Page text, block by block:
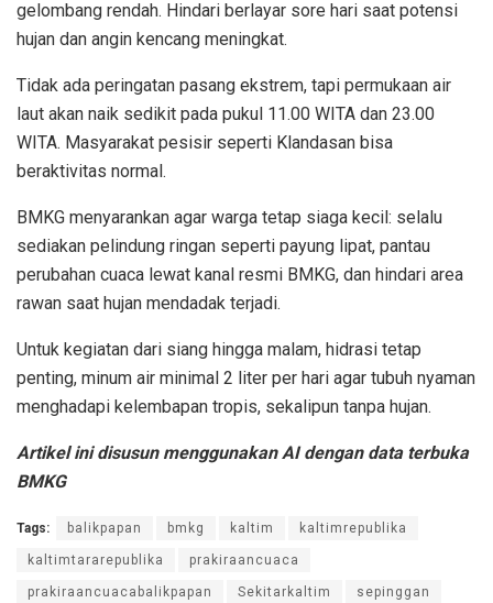
gelombang rendah. Hindari berlayar sore hari saat potensi
hujan dan angin kencang meningkat.
Tidak ada peringatan pasang ekstrem, tapi permukaan air
laut akan naik sedikit pada pukul 11.00 WITA dan 23.00
WITA. Masyarakat pesisir seperti Klandasan bisa
beraktivitas normal.
BMKG menyarankan agar warga tetap siaga kecil: selalu
sediakan pelindung ringan seperti payung lipat, pantau
perubahan cuaca lewat kanal resmi BMKG, dan hindari area
rawan saat hujan mendadak terjadi.
Untuk kegiatan dari siang hingga malam, hidrasi tetap
penting, minum air minimal 2 liter per hari agar tubuh nyaman
menghadapi kelembapan tropis, sekalipun tanpa hujan.
Artikel ini disusun menggunakan AI dengan data terbuka
BMKG
Tags: balikpapan bmkg kaltim kaltimrepublika
kaltimtararepublika prakiraancuaca
prakiraancuacabalikpapan Sekitarkaltim sepinggan